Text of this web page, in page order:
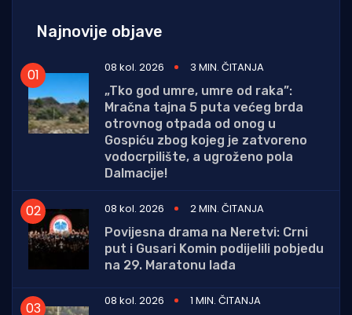
Najnovije objave
08 kol. 2026
3 MIN. ČITANJA
„Tko god umre, umre od raka”:
Mračna tajna 5 puta većeg brda
otrovnog otpada od onog u
Gospiću zbog kojeg je zatvoreno
vodocrpilište, a ugroženo pola
Dalmacije!
08 kol. 2026
2 MIN. ČITANJA
Povijesna drama na Neretvi: Crni
put i Gusari Komin podijelili pobjedu
na 29. Maratonu lađa
08 kol. 2026
1 MIN. ČITANJA